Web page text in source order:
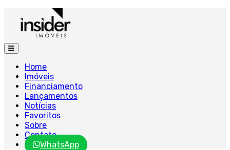
Home
Imóveis
Financiamento
Lançamentos
Notícias
Favoritos
Sobre
Contato
WhatsApp